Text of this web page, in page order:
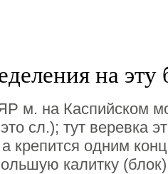
на эту
м. на Каспийском
сл.); тут веревка
а крепится одним
калитку